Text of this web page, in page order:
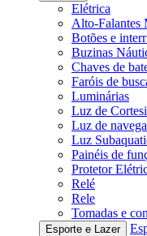
Elétrica
Alto-Falantes
Botões e
Buzinas
Chaves de
Faróis de
Luminárias
Luz de
Luz de
Luz
Painéis de
Protetor
Relé
Rele
Tomadas e
Esporte e Lazer